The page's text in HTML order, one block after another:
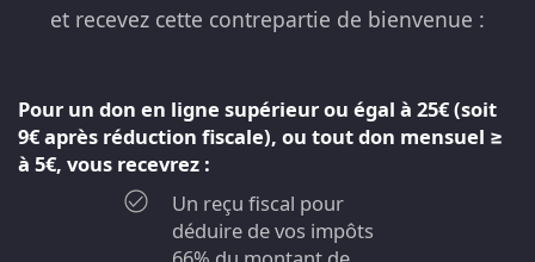
et recevez cette contrepartie de bienvenue :
Pour un don en ligne supérieur ou égal à 25€ (soit
9€ après réduction fiscale), ou tout don mensuel ≥
à 5€, vous recevrez :
Un reçu fiscal pour
déduire de vos impôts